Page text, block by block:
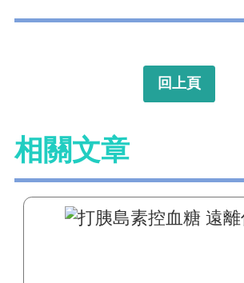
回上頁
相關文章